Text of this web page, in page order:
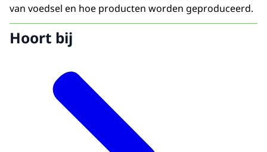
van voedsel en hoe producten worden geproduceerd.
Hoort bij